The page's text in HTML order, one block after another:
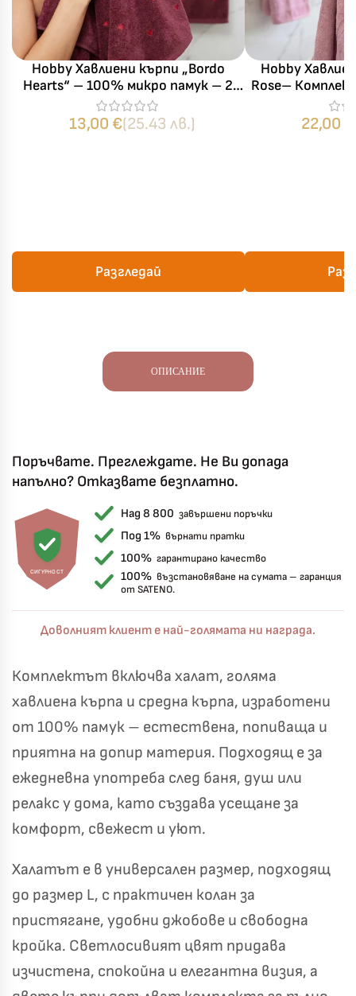
Hobby Хавлиени кърпи „Bordo
Hearts“ – 100% микро памук – 2
части
13,00 €(25.43 лв.)
Разгледай
Hobby
Rose–
памук
22,00
ОПИСАНИЕ
Поръчвате. Преглеждате. Не Ви допада
напълно? Отказвате безплатно.
СИГУРНОСТ
Над 8 800 завършени поръчки
Под 1% върнати пратки
100% гарантирано качество
100% възстановяване на сумата – гаранция
от SATENO.
Доволният клиент е най-голямата ни награда.
Комплектът включва халат, голяма
хавлиена кърпа и средна кърпа, изработени
от 100% памук – естествена, попиваща и
приятна на допир материя. Подходящ е за
ежедневна употреба след баня, душ или
релакс у дома, като създава усещане за
комфорт, свежест и уют.
Халатът е в универсален размер, подходящ
до размер L, с практичен колан за
пристягане, удобни джобове и свободна
кройка. Светлосивият цвят придава
изчистена, спокойна и елегантна визия, а